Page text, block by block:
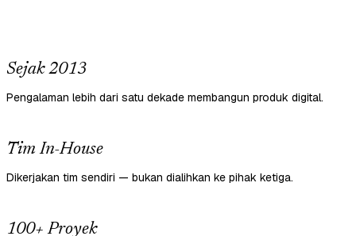
Sejak 2013
Pengalaman lebih dari satu dekade membangun produk digital.
Tim In-House
Dikerjakan tim sendiri — bukan dialihkan ke pihak ketiga.
100+ Proyek